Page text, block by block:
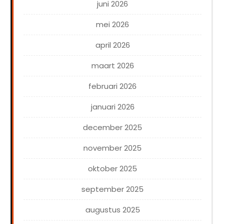
juni 2026
mei 2026
april 2026
maart 2026
februari 2026
januari 2026
december 2025
november 2025
oktober 2025
september 2025
augustus 2025